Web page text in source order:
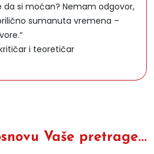
si moćan? Nemam odgovor,
sumanuta vremena –
i teoretičar
Vaše pretrage...